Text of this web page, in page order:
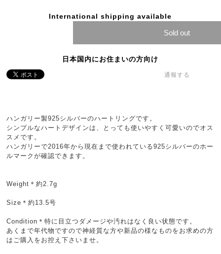
International shipping available
Sold out
日本国内にお住まいの方向け
通報する
ハンガリー製925シルバーのハートリングです。
シンプルなハートデザインは、とっても使いやすく可愛いのでオス
スメです。
ハンガリーで2016年から現在まで使われている925シルバーのホー
ルマークが確認できます。
Weight＊約2.7g
Size＊約13.5号
Condition＊特に目立つダメージや汚れはなく良い状態です。
あくまで年代物ですので神経質な方や新品の様なものをお求めの方
はご購入をお控え下さいませ。